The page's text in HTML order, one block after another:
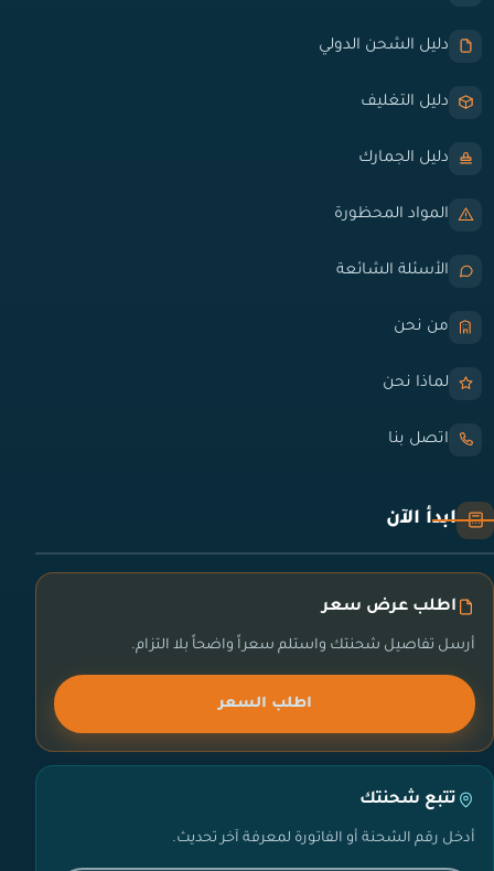
دليل الشحن الدولي
دليل التغليف
دليل الجمارك
المواد المحظورة
الأسئلة الشائعة
من نحن
لماذا نحن
اتصل بنا
ابدأ الآن
اطلب عرض سعر
أرسل تفاصيل شحنتك واستلم سعراً واضحاً بلا التزام.
اطلب السعر
تتبع شحنتك
أدخل رقم الشحنة أو الفاتورة لمعرفة آخر تحديث.